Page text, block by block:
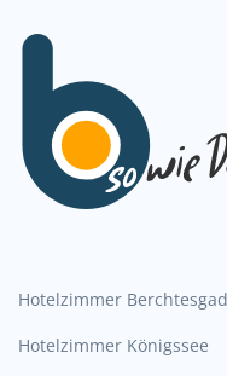
Hotelzimmer
Hotelzimmer Königssee